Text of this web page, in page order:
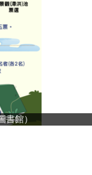
館）